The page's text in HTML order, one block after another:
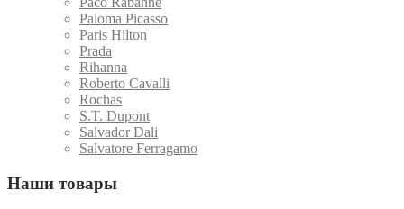
Paloma Picasso
Paris Hilton
Prada
Rihanna
Roberto Cavalli
Rochas
S.T. Dupont
Salvador Dali
Salvatore Ferragamo
Наши товары